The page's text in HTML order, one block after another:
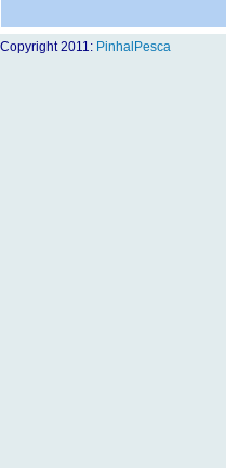
Copyright 2011: PinhalPesca